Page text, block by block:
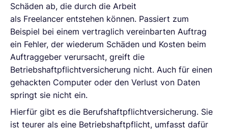
Schäden ab, die durch die Arbeit
als Freelancer entstehen können. Passiert zum
Beispiel bei einem vertraglich vereinbarten Auftrag
ein Fehler, der wiederum Schäden und Kosten beim
Auftraggeber verursacht, greift die
Betriebshaftpflichtversicherung nicht. Auch für einen
gehackten Computer oder den Verlust von Daten
springt sie nicht ein.
Hierfür gibt es die Berufshaftpflichtversicherung. Sie
ist teurer als eine Betriebshaftpflicht, umfasst dafür